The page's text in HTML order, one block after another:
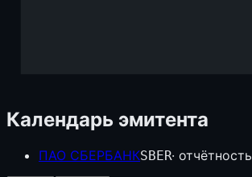
Календарь эмитента
ПАО СБЕРБАНКSBER· отчётность